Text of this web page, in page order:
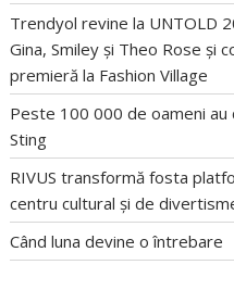
Trendyol revine la UNTOLD
Gina, Smiley și Theo Rose și
premieră la Fashion Village
Peste 100 000 de oameni au
Sting
RIVUS transformă fosta
centru cultural și de
Când luna devine o întrebare